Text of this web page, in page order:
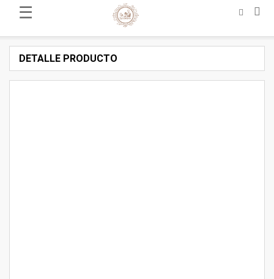
☰
DETALLE PRODUCTO